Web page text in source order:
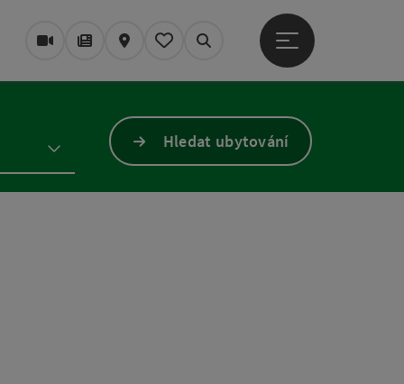
Webové kamery
Časopis/Blog
MapaZapamatované
Vyhledávání
Otevřít hlavní
Hledat ubytování